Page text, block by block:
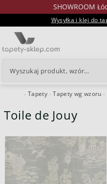
SHOWROOM
Wysyłka i klej do
24H Tapety Tapety wg wzoru
Toile de Jouy